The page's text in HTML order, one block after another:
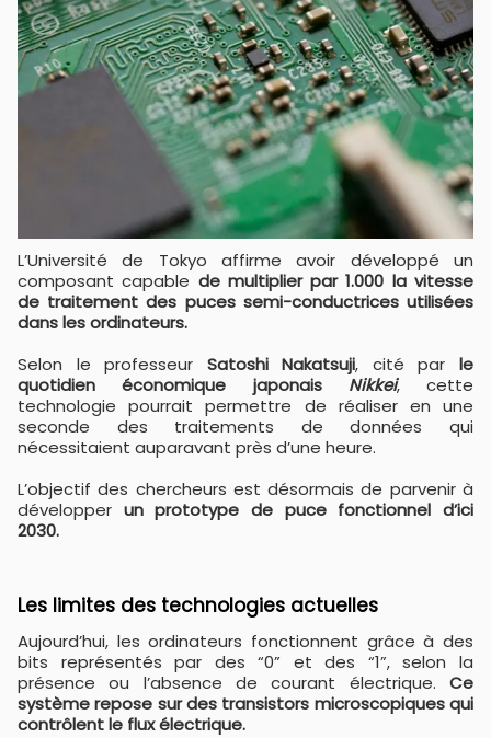
L’Université de Tokyo affirme avoir développé un
composant capable de multiplier par 1.000 la vitesse
de traitement des puces semi-conductrices utilisées
dans les ordinateurs.
Selon le professeur Satoshi Nakatsuji, cité parle
quotidien économique japonais Nikkei, cette
technologie pourrait permettre de réaliser en une
seconde des traitements de données qui
nécessitaient auparavant près d’une heure.
L’objectif des chercheurs est désormais de parvenir à
développer un prototype de puce fonctionnel d’ici
2030.
Les limites des technologies actuelles
Aujourd’hui, les ordinateurs fonctionnent grâce à des
bits représentés par des “0” et des “1”, selon la
présence ou l’absence de courant électrique. Ce
système repose sur des transistors microscopiques qui
contrôlent le flux électrique.